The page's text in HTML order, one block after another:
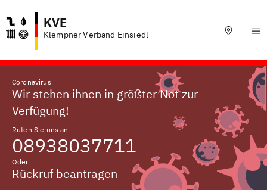
KVE
Klempner Verband Einsiedl
Coronavirus
Wir stehen ihnen in größter Not zur
Verfügung!
Rufen Sie uns an
08938037711
Oder
Rückruf beantragen